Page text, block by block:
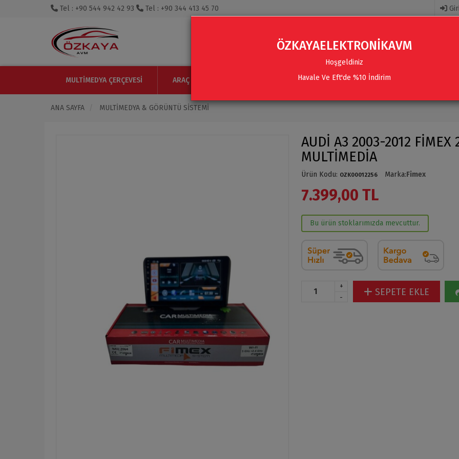
Tel : +90 544 942 42 93 Tel : +90 344 413 45 70
MULTIMEDYA ÇERÇEVESI ARAÇ IÇI MONITOR AKSESUARLAR SES SISTEMLERI & AKSESUARLAR
ANA SAYFA MULTIMEDYA & GÖRÜNTÜ SISTEMI
AUDİ A3 2003-2012 FİMEX
MULTİMEDİA
Ürün Kodu: OZK00012256 Marka:Fimex
7.399,00 TL
Bu ürün stoklarımızda mevcuttur.
+
-
SEPETE EKLE
ÖZKAYAELEKTRONİKAVM
Hoşgeldiniz
Havale Ve Eft'de %10 İndirim